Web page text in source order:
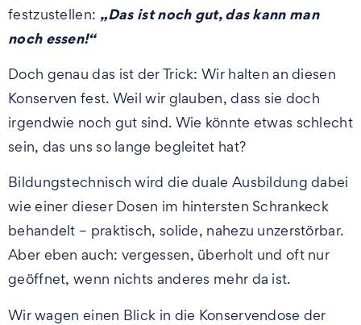
festzustellen: „Das ist noch gut, das kann man
noch essen!“
Doch genau das ist der Trick: Wir halten an diesen
Konserven fest. Weil wir glauben, dass sie doch
irgendwie noch gut sind. Wie könnte etwas schlecht
sein, das uns so lange begleitet hat?
Bildungstechnisch wird die duale Ausbildung dabei
wie einer dieser Dosen im hintersten Schrankeck
behandelt – praktisch, solide, nahezu unzerstörbar.
Aber eben auch: vergessen, überholt und oft nur
geöffnet, wenn nichts anderes mehr da ist.
Wir wagen einen Blick in die Konservendose der